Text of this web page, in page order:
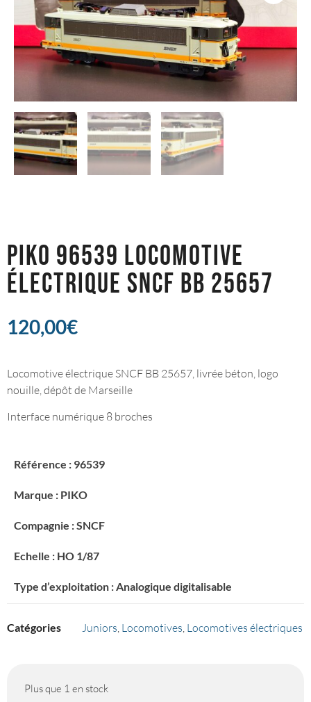
PIKO 96539 LOCOMOTIVE
ÉLECTRIQUE SNCF BB 25657
120,00€
Locomotive électrique SNCF BB 25657, livrée béton, logo
nouille, dépôt de Marseille
Interface numérique 8 broches
Référence : 96539
Marque : PIKO
Compagnie : SNCF
Echelle : HO 1/87
Type d’exploitation : Analogique digitalisable
Catégories Juniors Locomotives Locomotives électriques
Plus que 1 en stock